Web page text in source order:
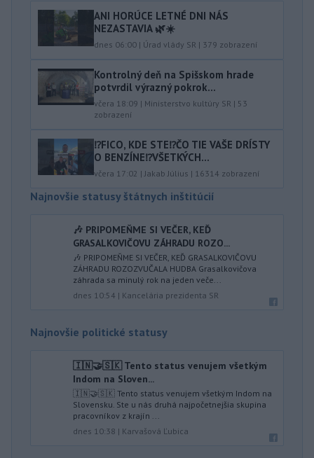
ANI HORÚCE LETNÉ DNI NÁS
NEZASTAVIA 🌿☀️
dnes 06:00 | Úrad vlády SR | 379 zobrazení
Kontrolný deň na Spišskom hrade
potvrdil výrazný pokrok...
včera 18:09 | Ministerstvo kultúry SR | 53
zobrazení
⁉️FICO, KDE STE⁉️ČO TIE VAŠE DRÍSTY
O BENZÍNE⁉️VŠETKÝCH...
včera 17:02 |Jakab Július | 16314 zobrazení
Najnovšie statusy štátnych inštitúcií
🎶 PRIPOMEŇME SI VEČER, KEĎ
GRASALKOVIČOVU ZÁHRADU ROZO...
🎶 PRIPOMEŇME SI VEČER, KEĎ GRASALKOVIČOVU
ZÁHRADU ROZOZVUČALA HUDBA Grasalkovičova
záhrada sa minulý rok na jeden veče...
dnes 10:54 | Kancelária prezidenta SR
Najnovšie politické statusy
🇮🇳🤝🇸🇰 Tento status venujem všetkým
Indom na Sloven...
🇮🇳🤝🇸🇰 Tento status venujem všetkým Indom na
Slovensku. Ste u nás druhá najpočetnejšia skupina
pracovníkov z krajín ...
dnes 10:38 | Karvašová Ľubica